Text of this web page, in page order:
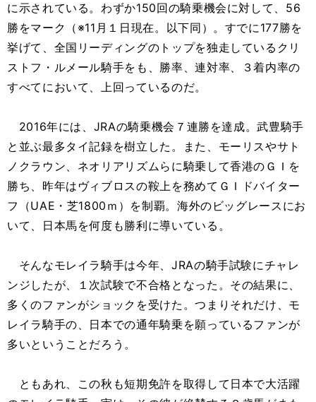
に示されている。わずか150回の騎乗機会に対して、56
勝をマーク（※11月１日現在。以下同）。すでに177勝を
挙げて、全国リーディングのトップを独走しているクリ
ストフ・ルメール騎手をも、勝率、連対率、３着内率の
すべてにおいて、上回っているのだ。
2016年には、JRAの騎乗機会７連勝を達成。武豊騎手
と並ぶ最多タイ記録を樹立した。また、モーリスやサト
ノクラウン、ネオリアリズムらに騎乗して香港のＧＩを
勝ち、昨年はヴィブロスの鞍上を務めてＧＩドバイター
フ（UAE・芝1800ｍ）を制覇。海外のビッグレースにお
いて、日本馬を何度も勝利に導いている。
そんなモレイラ騎手は今年、JRAの騎手試験にチャレ
ンジしたが、１次試験で不合格となった。その結果に、
多くのファンがショックを受けた。つまりそれだけ、モ
レイラ騎手の、日本での通年騎乗を願っているファンが
多いということだろう。
ともあれ、この秋も短期免許を取得して日本で大活躍